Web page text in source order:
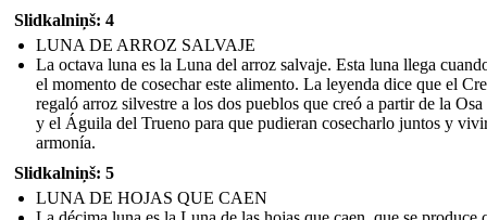
Slidkalniņš: 4
LUNA DE ARROZ SALVAJE
La octava luna es la Luna del arroz salvaje. Esta luna llega
el momento de cosechar este alimento. La leyenda dice que el
regaló arroz silvestre a los dos pueblos que creó a partir de la
y el Águila del Trueno para que pudieran cosecharlo juntos y
armonía.
Slidkalniņš: 5
LUNA DE HOJAS QUE CAEN